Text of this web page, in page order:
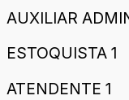
AUXILIAR
ESTOQUISTA 1
ATENDENTE 1